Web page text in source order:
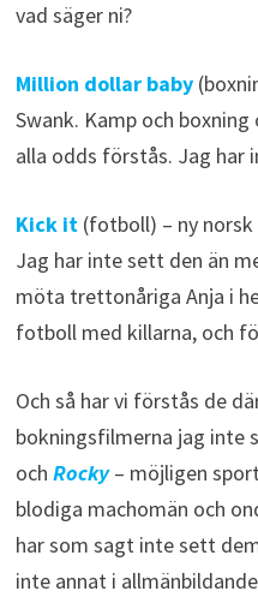
vad säger ni?
Million dollar baby
Swank. Kamp och
alla odds förstås. Jag har
Kick it(fotboll) – ny
Jag har inte sett den än
möta trettonåriga Anja i
fotboll med killarna, och
Och så har vi förstås de
bokningsfilmerna jag inte
och Rocky– möjligen
blodiga machomän och
har som sagt inte sett
inte annat i